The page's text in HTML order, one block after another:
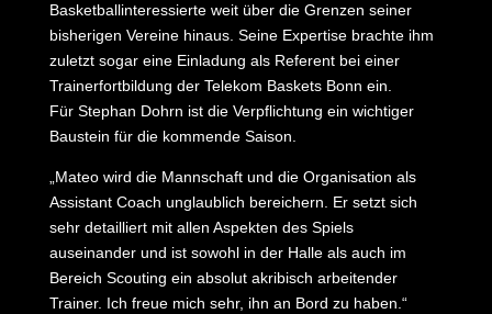
Basketballinteressierte weit über die Grenzen seiner
bisherigen Vereine hinaus. Seine Expertise brachte ihm
zuletzt sogar eine Einladung als Referent bei einer
Trainerfortbildung der Telekom Baskets Bonn ein.
Für Stephan Dohrn ist die Verpflichtung ein wichtiger
Baustein für die kommende Saison.
„Mateo wird die Mannschaft und die Organisation als
Assistant Coach unglaublich bereichern. Er setzt sich
sehr detailliert mit allen Aspekten des Spiels
auseinander und ist sowohl in der Halle als auch im
Bereich Scouting ein absolut akribisch arbeitender
Trainer. Ich freue mich sehr, ihn an Bord zu haben.“